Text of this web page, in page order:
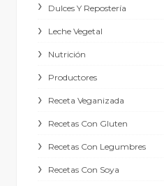
Dulces Y Repostería
Leche Vegetal
Nutrición
Productores
Receta Veganizada
Recetas Con Gluten
Recetas Con Legumbres
Recetas Con Soya